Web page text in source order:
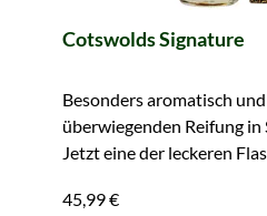
Cotswolds Signature
Besonders aromatisch
überwiegenden Reifung in
Jetzt eine der leckeren
45,99 €